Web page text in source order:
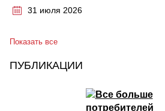
31 июля 2026
Показать все
ПУБЛИКАЦИИ